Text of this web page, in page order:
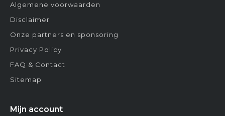
Algemene voorwaarden
Disclaimer
Onze partners en sponsoring
Privacy Policy
FAQ & Contact
Sitemap
Mijn account